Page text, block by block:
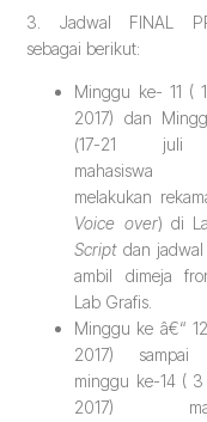
3. Jadwal FINAL
sebagai berikut:
Minggu ke- 11 (
2017) dan
(17-21 juli
mahasiswa
melakukan
Voice over) di
Script dan jadwal
ambil dimeja
Lab Grafis.
Minggu ke â€“
2017) sampai
minggu ke-14 ( 3
2017)